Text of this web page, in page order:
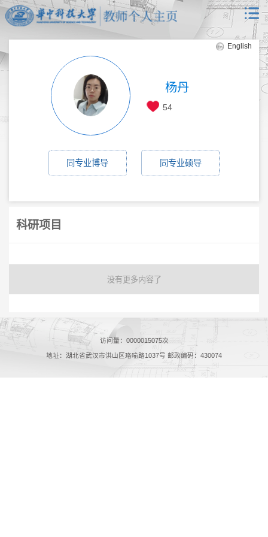
English
杨丹
54
同专业博导 同专业硕导
科研项目
没有更多内容了
访问量： 0000015075次
地址：湖北省武汉市洪山区珞喻路1037号 邮政编码：430074